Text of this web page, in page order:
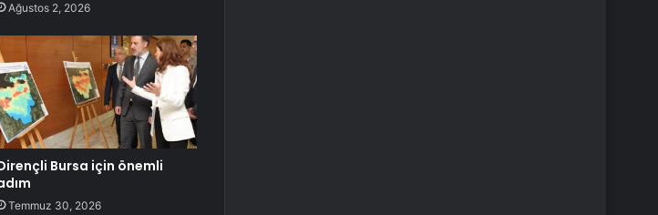
Ağustos 2, 2026
Bursa için önemli
Temmuz 30, 2026